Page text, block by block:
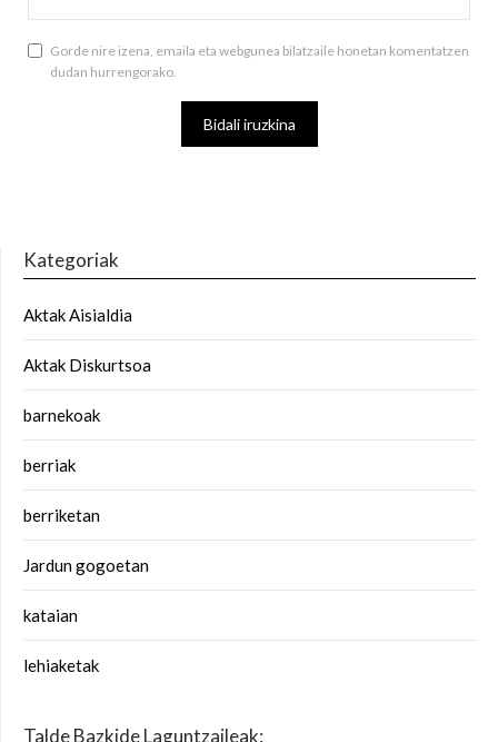
Gorde nire izena, emaila eta webgunea bilatzaile honetan komentatzen
dudan hurrengorako.
Kategoriak
Aktak Aisialdia
Aktak Diskurtsoa
barnekoak
berriak
berriketan
Jardun gogoetan
kataian
lehiaketak
Talde Bazkide Laguntzaileak: